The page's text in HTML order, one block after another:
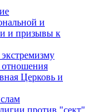
и
и призывы к
Церковь и
против "сект"